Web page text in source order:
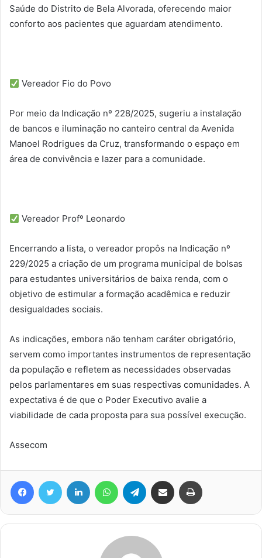
Saúde do Distrito de Bela Alvorada, oferecendo maior
conforto aos pacientes que aguardam atendimento.
Vereador Fio do Povo
Por meio da Indicação nº 228/2025, sugeriu a instalação
de bancos e iluminação no canteiro central da Avenida
Manoel Rodrigues da Cruz, transformando o espaço em
área de convivência e lazer para a comunidade.
Vereador Profº Leonardo
Encerrando a lista, o vereador propôs na Indicação nº
229/2025 a criação de um programa municipal de bolsas
para estudantes universitários de baixa renda, com o
objetivo de estimular a formação acadêmica e reduzir
desigualdades sociais.
As indicações, embora não tenham caráter obrigatório,
servem como importantes instrumentos de representação
da população e refletem as necessidades observadas
pelos parlamentares em suas respectivas comunidades. A
expectativa é de que o Poder Executivo avalie a
viabilidade de cada proposta para sua possível execução.
Assecom
FacebookTwitter Linkedin WhatsAppTelegram Compartilhar via e-mail